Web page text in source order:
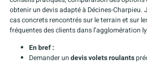
obtenir un devis adapté à Décines-Charpieu.
cas concrets rencontrés sur le terrain et sur
fréquentes des clients dans l’agglomération
En bref :
Demander undevis volets roulants